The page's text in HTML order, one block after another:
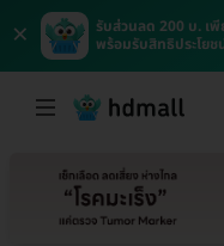
×
รับส่วนลด 200 บ. เ
พร้อมรับสิทธิประโยช